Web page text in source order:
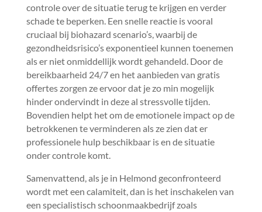
controle over de situatie terug te krijgen en verder
schade te beperken.​ Een snelle reactie is vooral
cruciaal bij biohazard scenario’s, waarbij de
gezondheidsrisico’s exponentieel kunnen toenemen
als er niet onmiddellijk wordt gehandeld.​ Door de
bereikbaarheid 24/7 en het aanbieden van gratis
offertes zorgen ze ervoor dat je zo min mogelijk
hinder ondervindt in deze al stressvolle tijden.​
Bovendien helpt het om de emotionele impact op de
betrokkenen te verminderen als ze zien dat er
professionele hulp beschikbaar is en de situatie
onder controle komt.​
Samenvattend, als je in Helmond geconfronteerd
wordt met een calamiteit, dan is het inschakelen van
een specialistisch schoonmaakbedrijf zoals